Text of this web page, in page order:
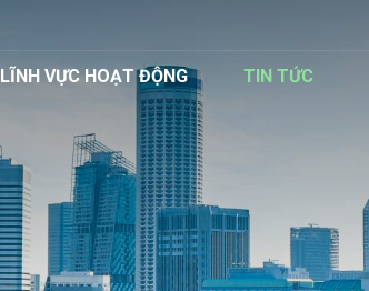
LĨNH VỰC HOẠT ĐỘNG TIN TỨC